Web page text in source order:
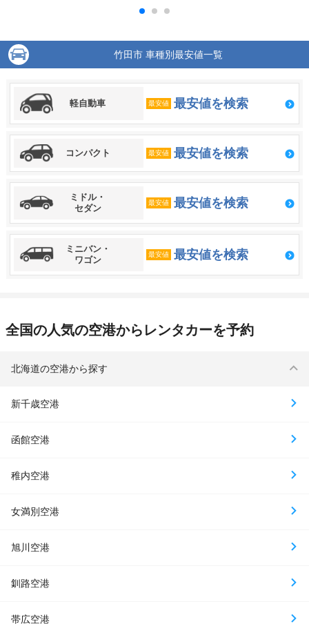
竹田市 車種別最安値一覧
軽自動車 最安値 最安値を検索
コンパクト 最安値 最安値を検索
ミドル・
セダン
最安値 最安値を検索
ミニバン・
ワゴン
最安値 最安値を検索
全国の人気の空港からレンタカーを予約
北海道の空港から探す
新千歳空港
函館空港
稚内空港
女満別空港
旭川空港
釧路空港
帯広空港